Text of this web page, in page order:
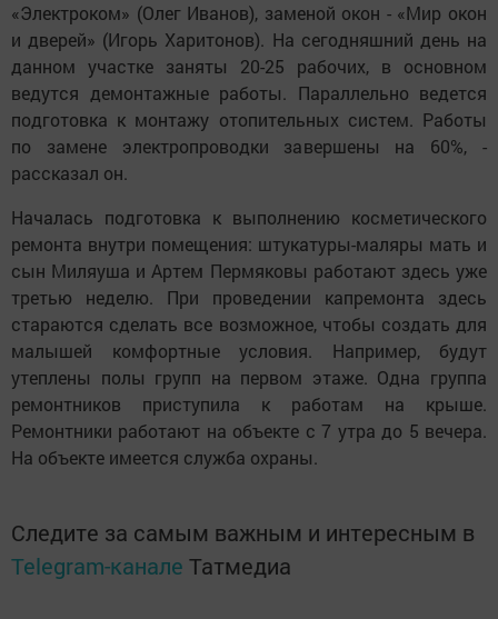
«Электроком» (Олег Иванов), заменой окон - «Мир окон
и дверей» (Игорь Харитонов). На сегодняшний день на
данном участке заняты 20-25 рабочих, в основном
ведутся демонтажные работы. Параллельно ведется
подготовка к монтажу отопительных систем. Работы
по замене электропроводки завершены на 60%, -
рассказал он.
Началась подготовка к выполнению косметического
ремонта внутри помещения: штукатуры-маляры мать и
сын Миляуша и Артем Пермяковы работают здесь уже
третью неделю. При проведении капремонта здесь
стараются сделать все возможное, чтобы создать для
малышей комфортные условия. Например, будут
утеплены полы групп на первом этаже. Одна группа
ремонтников приступила к работам на крыше.
Ремонтники работают на объекте с 7 утра до 5 вечера.
На объекте имеется служба охраны.
Следите за самым важным и интересным в
Telegram-канале Татмедиа